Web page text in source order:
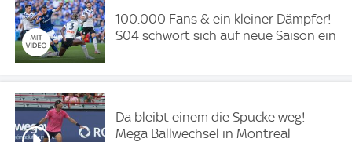
100.000 Fans & ein kleiner Dämpfer!
S04 schwört sich auf neue Saison ein
Da bleibt einem die Spucke weg!
Mega Ballwechsel in Montreal